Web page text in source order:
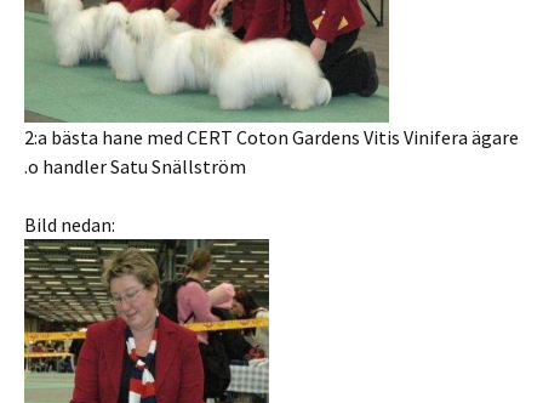
2:a bästa hane med CERT Coton Gardens Vitis Vinifera ägare
.o handler Satu Snällström
Bild nedan: